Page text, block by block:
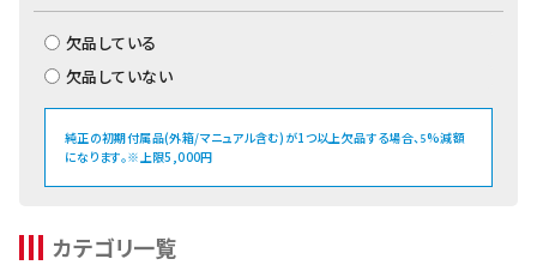
欠品している
欠品していない
純正の初期付属品(外箱/マニュアル含む)が1つ以上欠品する場合、 5%減額
になります。※上限5,000円
カテゴリ一覧